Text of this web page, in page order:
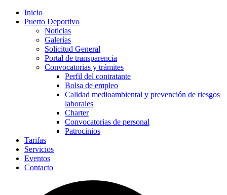
Inicio
Puerto Deportivo
Noticias
Galerías
Solicitud General
Portal de transparencia
Convocatorias y trámites
Perfil del contratante
Bolsa de empleo
Calidad medioambiental y prevención de riesgos
laborales
Charter
Convocatorias de personal
Patrocinios
Tarifas
Servicios
Eventos
Contacto